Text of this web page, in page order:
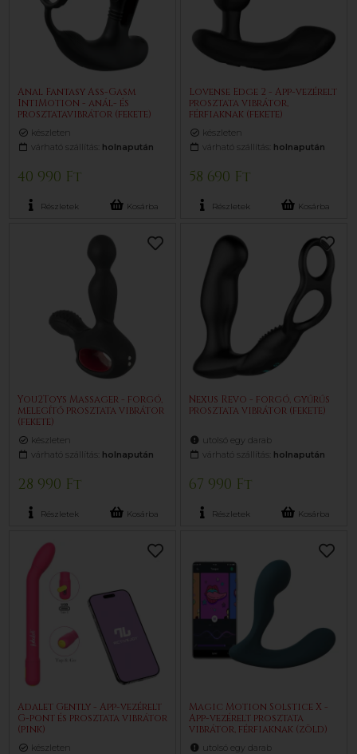
Anal Fantasy Ass-Gasm
IntiMotion - anál- és
prosztatavibrátor (fekete)
készleten
várható szállítás: holnapután
40 990 Ft
Részletek Kosárba
Lovense Edge 2 - App-vezérelt
prosztata vibrátor,
férfiaknak (fekete)
készleten
várható szállítás: holnapután
58 690 Ft
Részletek Kosárba
You2Toys Massager - forgó,
melegítő prosztata vibrátor
(fekete)
készleten
várható szállítás: holnapután
28 990 Ft
Részletek Kosárba
Nexus Revo - forgó, gyűrűs
prosztata vibrátor (fekete)
utolsó egy darab
várható szállítás: holnapután
67 990 Ft
Részletek Kosárba
Adalet Gently - App-vezérelt
G-pont és prosztata vibrátor
(pink)
készleten
Magic Motion Solstice X -
App-vezérelt prosztata
vibrátor, férfiaknak (zöld)
utolsó egy darab